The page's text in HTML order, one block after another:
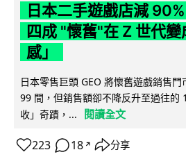
日本二手遊戲店減
四成 "懷舊"在 Z 世代
感」
日本零售巨頭 GEO 將懷舊遊戲銷售
99 間，但銷售額卻不降反升至過往的
收」奇蹟，...
閱讀全文
223 18 ↗ 分享